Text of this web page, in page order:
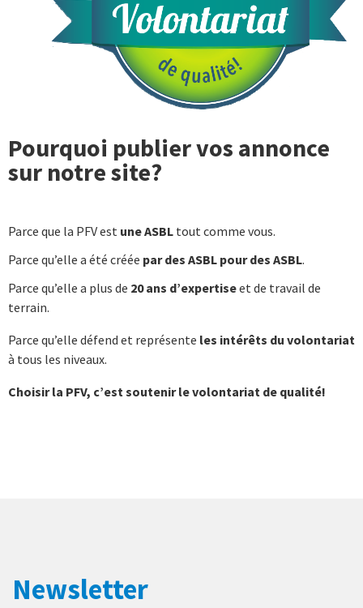
Pourquoi publier vos annonce
sur notre site?
Parce que la PFV est une ASBL tout comme vous.
Parce qu’elle a été créée par des ASBL pour des ASBL.
Parce qu’elle a plus de 20 ans d’expertiseet de travail de
terrain.
Parce qu’elle défend et représente les intérêts du volontariat
à tous les niveaux.
Choisir la PFV, c’est soutenir le volontariat de qualité!
Newsletter